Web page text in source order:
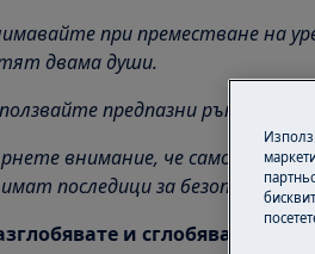
при преместване на
двама души.
предпазни ръкавици и
внимание, че
последици за
и сглобявате